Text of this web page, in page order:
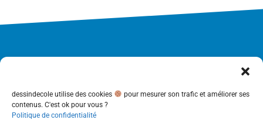
dessindecole utilise des cookies
pour mesurer son trafic et améliorer ses
contenus. C'est ok pour vous ?
Politique de confidentialité